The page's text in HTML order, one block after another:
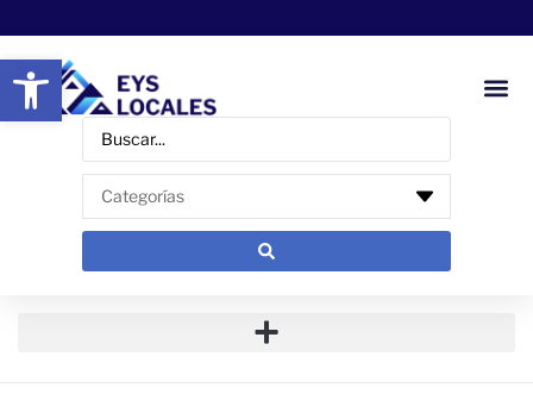
Abrir barra de herramientas